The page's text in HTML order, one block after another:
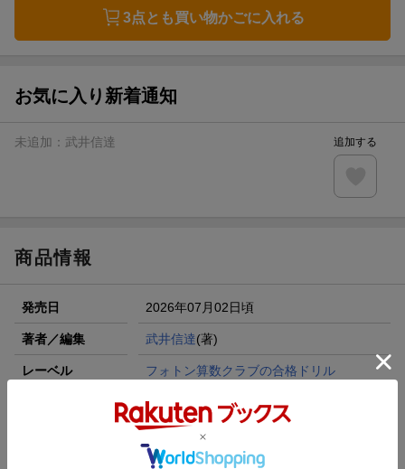
3点とも買い物かごに入れる
お気に入り新着通知
未追加： 武井信達 追加する
商品情報
発売日 2026年07月02日頃
著者／編集 武井信達(著)
レーベル フォトン算数クラブの合格ドリル
Gakken
全集・双書
88p